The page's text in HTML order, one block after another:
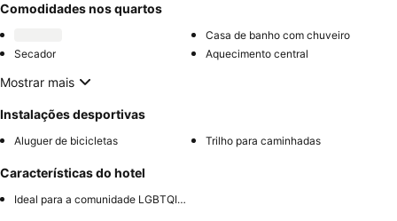
Comodidades nos quartos
Casa de banho com chuveiro
Secador
Aquecimento central
Mostrar mais
Instalações desportivas
Aluguer de bicicletas Trilho para caminhadas
Características do hotel
Ideal para a comunidade LGBTQIA+